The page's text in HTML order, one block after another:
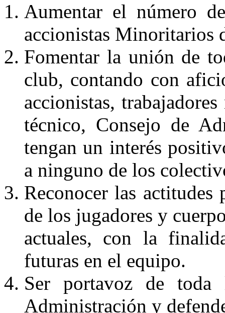
Aumentar el número
accionistas Minoritarios
Fomentar la unión de
club, contando con
accionistas,
técnico, Consejo de
tengan un interés
a ninguno de los
Reconocer las
de los jugadores y
actuales, con la
futuras en el equipo.
Ser portavoz de
Administración y